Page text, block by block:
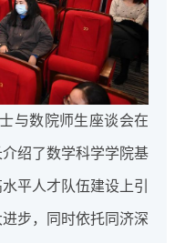
与数院师生座谈会在
绍了数学科学学院基
平人才队伍建设上引
步，同时依托同济深